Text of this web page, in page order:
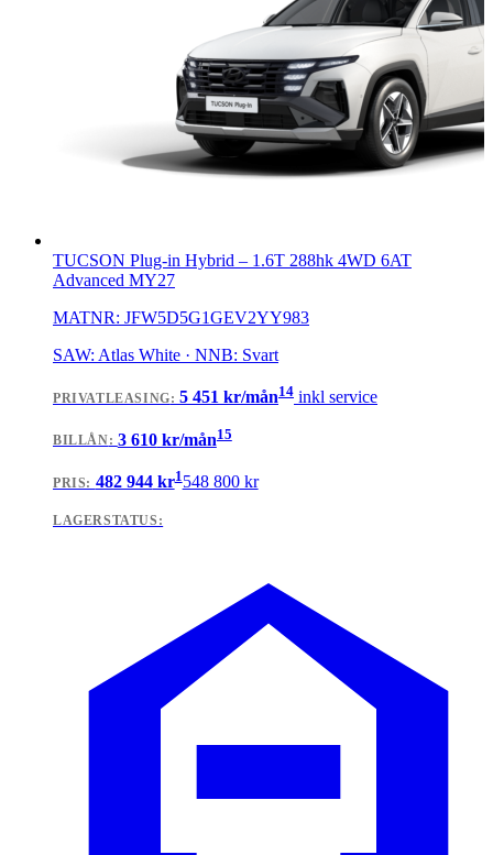
TUCSON Plug-in Hybrid – 1.6T 288hk 4WD 6AT
Advanced MY27
MATNR: JFW5D5G1GEV2YY983
SAW: Atlas White · NNB: Svart
PRIVATLEASING:5 451 kr/mån14 inkl service
BILLÅN: 3 610kr/mån15
PRIS: 482 944kr1548 800kr
LAGERSTATUS: